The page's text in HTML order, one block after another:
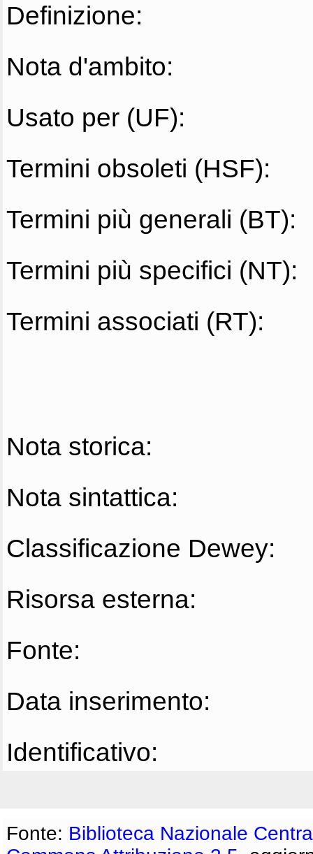
Definizione:
Nota d'ambito:
Usato per (UF):
Termini obsoleti (HSF):
Termini più generali (BT):
Termini più specifici (NT):
Termini associati (RT):
Nota storica:
Nota sintattica:
Classificazione Dewey:
Risorsa esterna:
Fonte:
Data inserimento:
Identificativo:
Fonte: Biblioteca Nazionale